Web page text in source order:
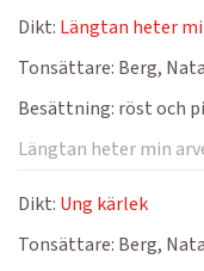
Dikt: Längtan heter
Tonsättare: Berg,
Besättning: röst och
Längtan heter min
Dikt: Ung kärlek
Tonsättare: Berg,